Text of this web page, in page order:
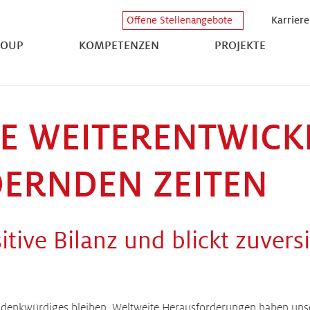
Offene Stellenangebote Karriere
KOMPETENZEN PROJEKTE
ZEITEN
Bilanz und blickt